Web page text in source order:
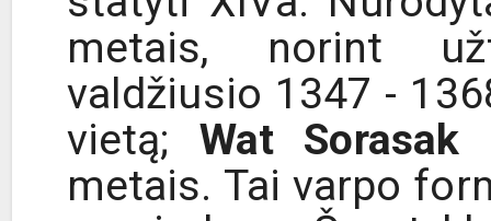
metais, norint
valdžiusio 1347 -
vietą; Wat Sorasak
metais. Tai varpo